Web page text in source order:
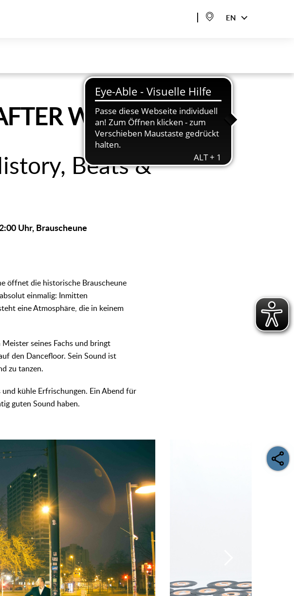
EN
WORK
Beats &
Uhr, Brauscheune
öffnet die historische Brauscheune
einmalig: Inmitten
eine Atmosphäre, die in keinem
seines Fachs und bringt
den Dancefloor. Sein Sound ist
zu tanzen.
und kühle Erfrischungen. Ein Abend für
guten Sound haben.